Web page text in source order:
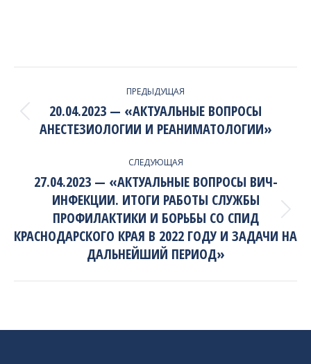
NAVIGATION
ПРЕДЫДУЩАЯ
Previous
project:
20.04.2023 — «АКТУАЛЬНЫЕ ВОПРОСЫ
АНЕСТЕЗИОЛОГИИ И РЕАНИМАТОЛОГИИ»
СЛЕДУЮЩАЯ
Next
project:
27.04.2023 — «АКТУАЛЬНЫЕ ВОПРОСЫ ВИЧ-
ИНФЕКЦИИ. ИТОГИ РАБОТЫ СЛУЖБЫ
ПРОФИЛАКТИКИ И БОРЬБЫ СО СПИД
КРАСНОДАРСКОГО КРАЯ В 2022 ГОДУ И ЗАДАЧИ НА
ДАЛЬНЕЙШИЙ ПЕРИОД»